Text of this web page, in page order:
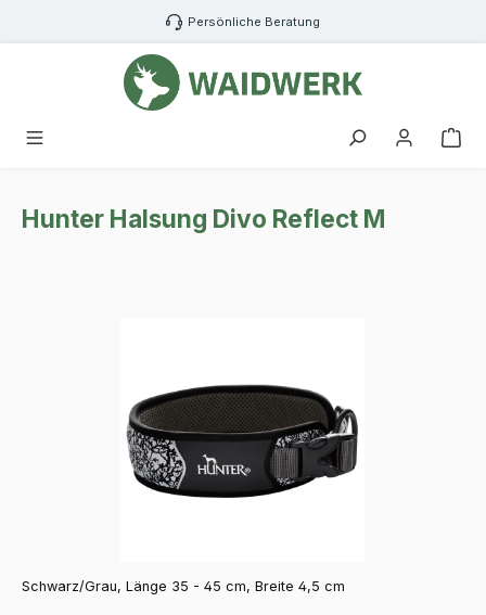
Zum Hauptinhalt springen Persönliche Beratung
Hunter Halsung Divo Reflect M
Schwarz/Grau, Länge 35 - 45 cm, Breite 4,5 cm